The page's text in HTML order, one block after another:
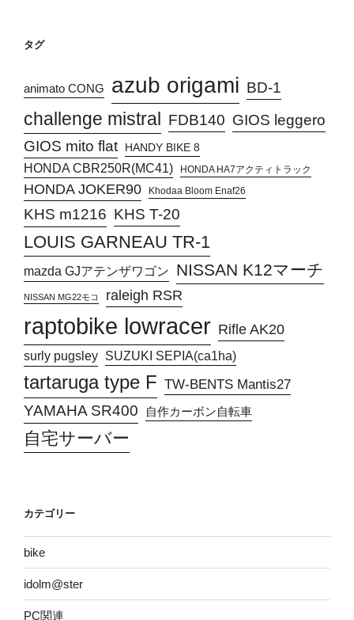
タグ
animato CONG azub origami BD-1
challenge mistral FDB140 GIOS leggero
GIOS mito flat
HANDY BIKE 8
HONDA CBR250R(MC41) HONDA HA7アクティトラック
HONDA JOKER90 Khodaa Bloom Enaf26
KHS m1216 KHS T-20
LOUIS GARNEAU TR-1
mazda GJアテンザワゴン NISSAN K12マーチ
NISSAN MG22モコ raleigh RSR
raptobike lowracer Rifle AK20
surly pugsley SUZUKI SEPIA(ca1ha)
tartaruga type F TW-BENTS Mantis27
YAMAHA SR400 自作カーボン自転車
自宅サーバー
カテゴリー
bike
idolm@ster
PC関連